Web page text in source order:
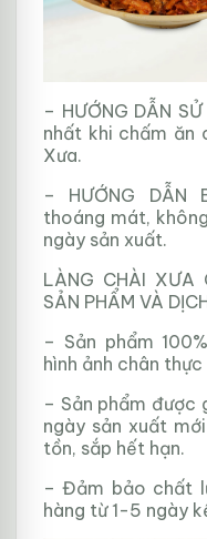
– HƯỚNG DẪN
nhất khi chấm ăn
Xưa.
– HƯỚNG DẪN
thoáng mát,
ngày sản xuất.
LÀNG CHÀI XƯA
SẢN PHẨM VÀ
– Sản phẩm
hình ảnh chân
– Sản phẩm được
ngày sản xuất
tồn, sắp hết hạn.
– Đảm bảo chất
hàng từ 1-5 ngày